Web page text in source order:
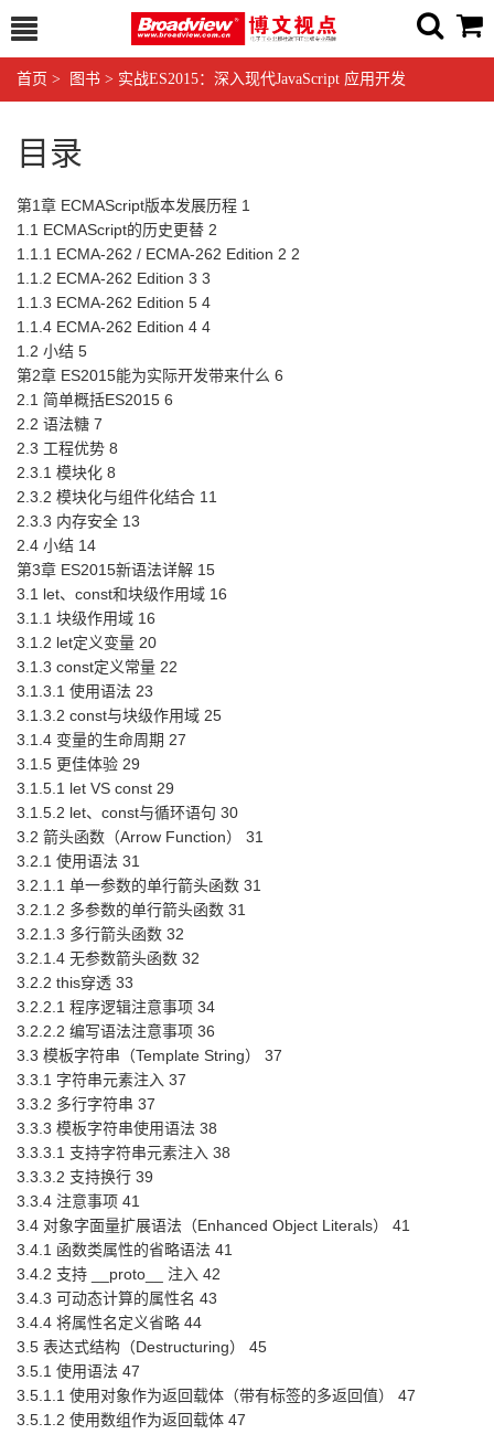
首页 > 图书 > 实战ES2015：深入现代JavaScript 应用开发
目录
第1章 ECMAScript版本发展历程 1
1.1 ECMAScript的历史更替 2
1.1.1 ECMA-262 / ECMA-262 Edition 2 2
1.1.2 ECMA-262 Edition 3 3
1.1.3 ECMA-262 Edition 5 4
1.1.4 ECMA-262 Edition 4 4
1.2 小结 5
第2章 ES2015能为实际开发带来什么 6
2.1 简单概括ES2015 6
2.2 语法糖 7
2.3 工程优势 8
2.3.1 模块化 8
2.3.2 模块化与组件化结合 11
2.3.3 内存安全 13
2.4 小结 14
第3章 ES2015新语法详解 15
3.1 let、const和块级作用域 16
3.1.1 块级作用域 16
3.1.2 let定义变量 20
3.1.3 const定义常量 22
3.1.3.1 使用语法 23
3.1.3.2 const与块级作用域 25
3.1.4 变量的生命周期 27
3.1.5 更佳体验 29
3.1.5.1 let VS const 29
3.1.5.2 let、const与循环语句 30
3.2 箭头函数（Arrow Function） 31
3.2.1 使用语法 31
3.2.1.1 单一参数的单行箭头函数 31
3.2.1.2 多参数的单行箭头函数 31
3.2.1.3 多行箭头函数 32
3.2.1.4 无参数箭头函数 32
3.2.2 this穿透 33
3.2.2.1 程序逻辑注意事项 34
3.2.2.2 编写语法注意事项 36
3.3 模板字符串（Template String） 37
3.3.1 字符串元素注入 37
3.3.2 多行字符串 37
3.3.3 模板字符串使用语法 38
3.3.3.1 支持字符串元素注入 38
3.3.3.2 支持换行 39
3.3.4 注意事项 41
3.4 对象字面量扩展语法（Enhanced Object Literals） 41
3.4.1 函数类属性的省略语法 41
3.4.2 支持 __proto__ 注入 42
3.4.3 可动态计算的属性名 43
3.4.4 将属性名定义省略 44
3.5 表达式结构（Destructuring） 45
3.5.1 使用语法 47
3.5.1.1 使用对象作为返回载体（带有标签的多返回值） 47
3.5.1.2 使用数组作为返回载体 47